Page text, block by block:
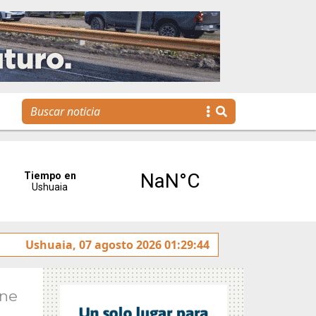
Se realizó la reunión de Labor Parlamentaria previa a
Ushuaia, 07 agosto 2026 01:29:44